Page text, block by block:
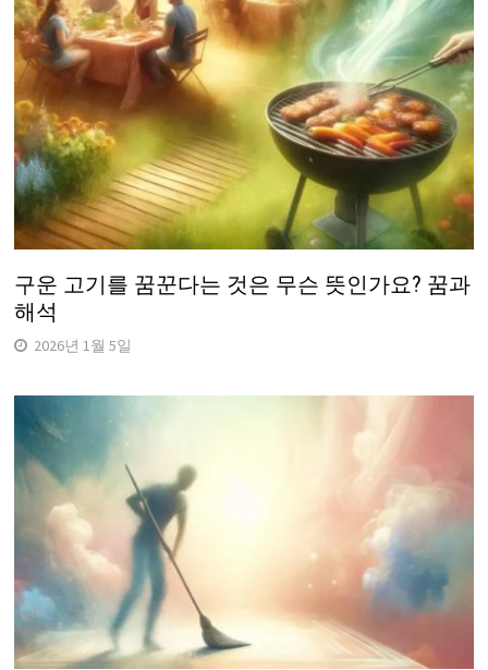
구운 고기를 꿈꾼다는 것은 무슨 뜻인가요? 꿈과
해석
2026년 1월 5일